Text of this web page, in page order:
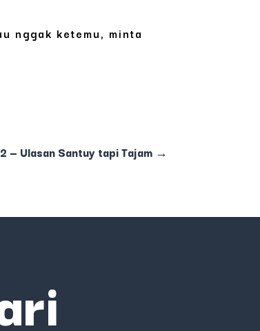
nggak ketemu, minta
— Ulasan Santuy tapi Tajam→